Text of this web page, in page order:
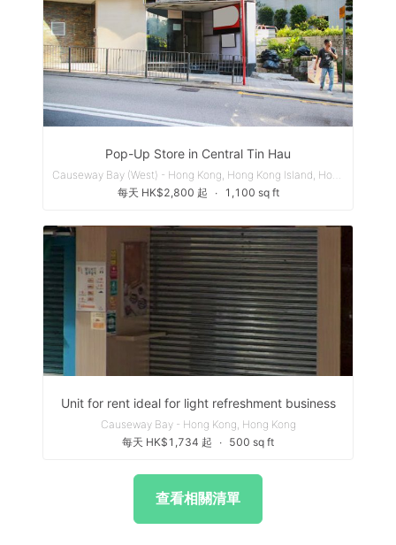
Pop-Up Store in Central Tin Hau
Causeway Bay (West) - Hong Kong, Hong Kong Island, Hong Kong
每天 HK$2,800 起
∙ 1,100 sq ft
Unit for rent ideal for light refreshment business
Causeway Bay - Hong Kong, Hong Kong
每天 HK$1,734 起
∙ 500 sq ft
查看相關清單